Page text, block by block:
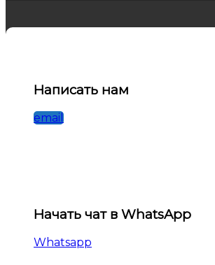
Написать нам
email
Начать чат в WhatsApp
Whatsapp